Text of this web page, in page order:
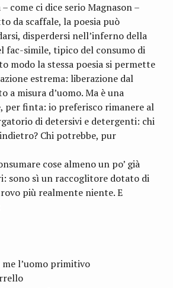
– come ci dice serio Magnason –
da scaffale, la poesia può
disperdersi nell’inferno della
fac-simile, tipico del consumo di
modo la stessa poesia si permette
estrema: liberazione dal
a misura d’uomo. Ma è una
per finta: io preferisco rimanere al
di detersivi e detergenti: chi
Chi potrebbe, pur
cose almeno un po’ già
sono sì un raccoglitore dotato di
più realmente niente. E
l’uomo primitivo